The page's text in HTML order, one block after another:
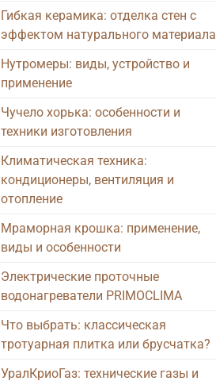
Гибкая керамика: отделка стен с
эффектом натурального материала
Нутромеры: виды, устройство и
применение
Чучело хорька: особенности и
техники изготовления
Климатическая техника:
кондиционеры, вентиляция и
отопление
Мраморная крошка: применение,
виды и особенности
Электрические проточные
водонагреватели PRIMOCLIMA
Что выбрать: классическая
тротуарная плитка или брусчатка?
УралКриоГаз: технические газы и